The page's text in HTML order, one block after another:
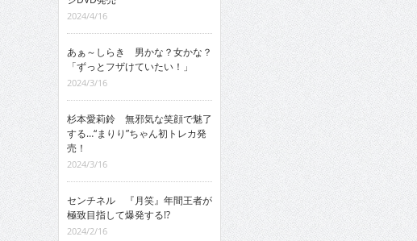
2024/4/16
あぁ～しらき 男かな？女かな？
「ずっとフザけていたい！」
2024/3/16
杉本愛莉鈴 無邪気な笑顔で魅了
する…“まりり”ちゃん初トレカ発
売！
2024/3/16
センチネル 『月笑』年間王者が
極致目指して爆発する!?
2024/2/16